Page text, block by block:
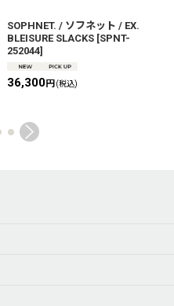
SOPHNET. / ソフネット / EX.
BLEISURE SLACKS [SPNT-
252044]
36,300円 (税込)